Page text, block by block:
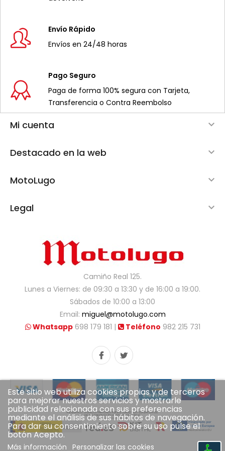
Envío Rápido
Envíos en 24/48 horas
Pago Seguro
Paga de forma 100% segura con Tarjeta,
Transferencia o Contra Reembolso
Mi cuenta 
Destacado en la web 
Camiño Real 125.
Lunes a Viernes: de 09:30 a 13:30 y de 16:00 a 19:00.
Sábados de 10:00 a 13:00
Email: miguel@motolugo.com
Whatsapp698 179 181 | Teléfono 982 215 731
MotoLugo 
Legal 
Este sitio web utiliza cookies propias y de terceros
para mejorar nuestros servicios y mostrarle
publicidad relacionada con sus preferencias
mediante el análisis de sus hábitos de navegación.
Para dar su consentimiento sobre su uso pulse el
botón Acepto.
Más información Personalizar las cookies